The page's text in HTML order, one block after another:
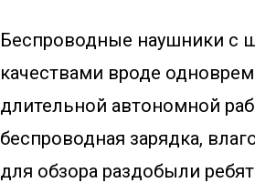
Беспроводные наушники с
качествами вроде
длительной автономной
беспроводная зарядка,
для обзора раздобыли